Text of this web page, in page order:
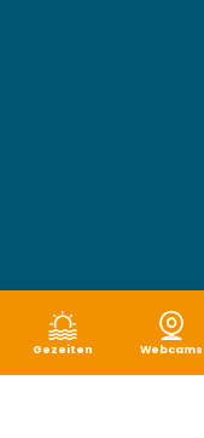
Gezeiten Webcams